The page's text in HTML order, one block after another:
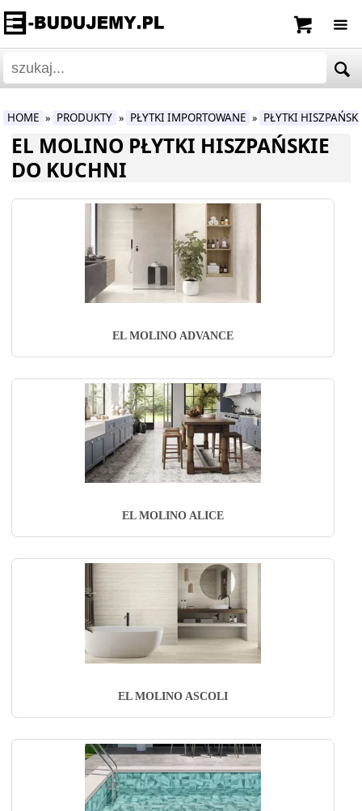
HOME » PRODUKTY » PŁYTKI IMPORTOWANE » PŁYTKI
EL MOLINO PŁYTKI HISZPAŃSKIE
DO KUCHNI
EL MOLINO ADVANCE
EL MOLINO ALICE
EL MOLINO ASCOLI